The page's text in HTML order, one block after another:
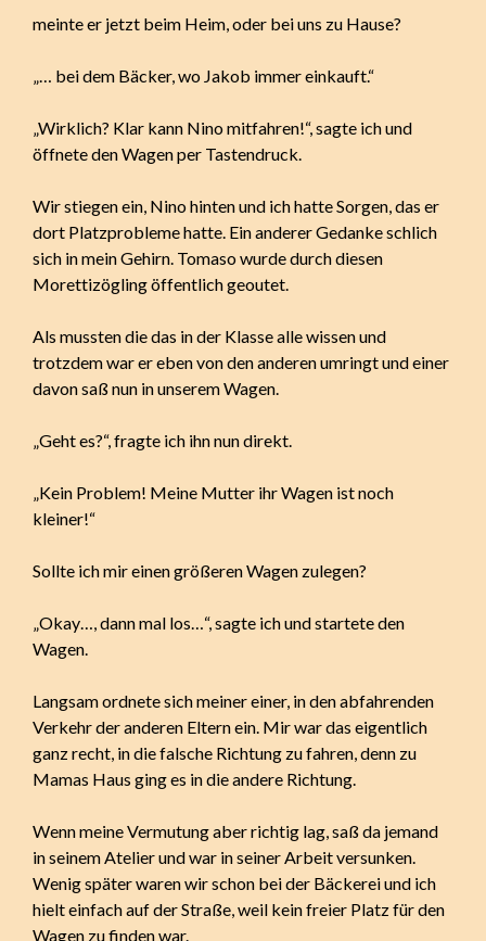
meinte er jetzt beim Heim, oder bei uns zu Hause?
„… bei dem Bäcker, wo Jakob immer einkauft.“
„Wirklich? Klar kann Nino mitfahren!“, sagte ich und
öffnete den Wagen per Tastendruck.
Wir stiegen ein, Nino hinten und ich hatte Sorgen, das er
dort Platzprobleme hatte. Ein anderer Gedanke schlich
sich in mein Gehirn. Tomaso wurde durch diesen
Morettizögling öffentlich geoutet.
Als mussten die das in der Klasse alle wissen und
trotzdem war er eben von den anderen umringt und einer
davon saß nun in unserem Wagen.
„Geht es?“, fragte ich ihn nun direkt.
„Kein Problem! Meine Mutter ihr Wagen ist noch
kleiner!“
Sollte ich mir einen größeren Wagen zulegen?
„Okay…, dann mal los…“, sagte ich und startete den
Wagen.
Langsam ordnete sich meiner einer, in den abfahrenden
Verkehr der anderen Eltern ein. Mir war das eigentlich
ganz recht, in die falsche Richtung zu fahren, denn zu
Mamas Haus ging es in die andere Richtung.
Wenn meine Vermutung aber richtig lag, saß da jemand
in seinem Atelier und war in seiner Arbeit versunken.
Wenig später waren wir schon bei der Bäckerei und ich
hielt einfach auf der Straße, weil kein freier Platz für den
Wagen zu finden war.